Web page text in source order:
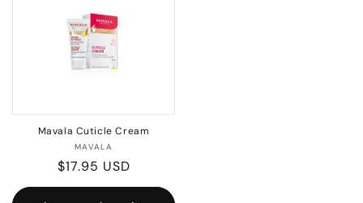
Mavala Cuticle Cream
Proveedor:
MAVALA
Precio
habitual
$17.95 USD